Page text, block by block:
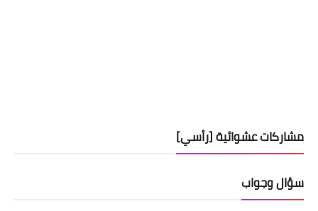
مشاركات عشوائية [رأسي]
سؤال وجواب